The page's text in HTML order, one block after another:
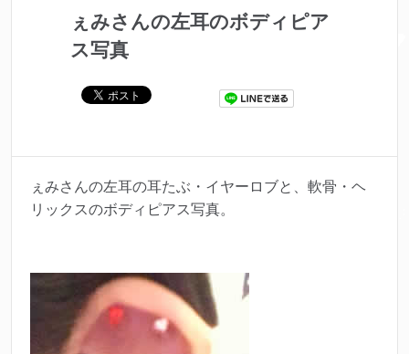
ぇみさんの左耳のボディピア
ス写真
ぇみさんの左耳の耳たぶ・イヤーロブと、軟骨・ヘ
リックスのボディピアス写真。